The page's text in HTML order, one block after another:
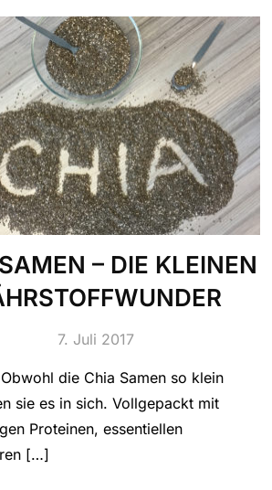
– DIE KLEINEN
7. Juli 2017
die Chia Samen so klein
sie es in sich. Vollgepackt mit
Proteinen, essentiellen
[…]